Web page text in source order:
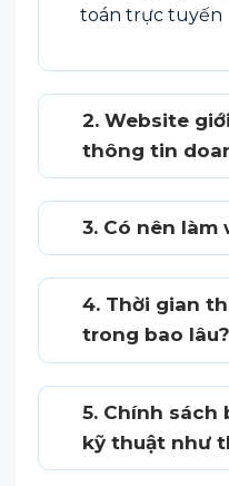
toán trực tuyến
2. Website
thông tin
3. Có nên
4. Thời gian
trong bao lâu?
5. Chính sách
kỹ thuật như